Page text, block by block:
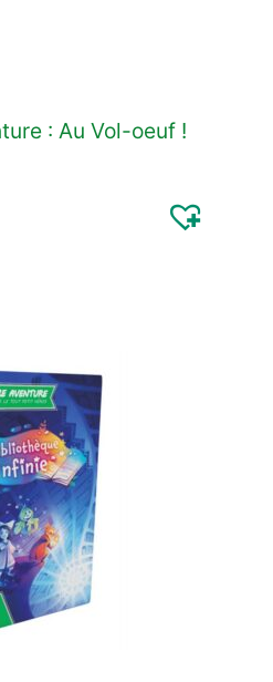
: Au Vol-oeuf !